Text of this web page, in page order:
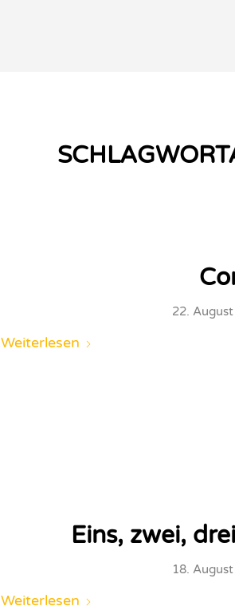
22.
Weiterlesen
Eins, zwei,
18.
Weiterlesen